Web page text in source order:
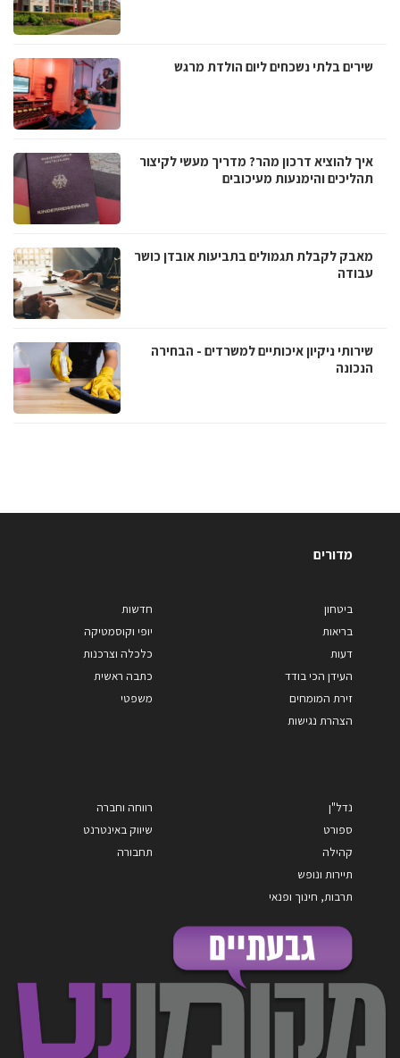
שירים בלתי נשכחים ליום הולדת מרגש
איך להוציא דרכון מהר? מדריך מעשי לקיצור
תהליכים והימנעות מעיכובים
מאבק לקבלת תגמולים בתביעות אובדן כושר
עבודה
שירותי ניקיון איכותיים למשרדים - הבחירה
הנכונה
מדורים
ביטחון
בריאות
דעות
העידן הכי בודד
זירת המומחים
הצהרת נגישות
חדשות
יופי וקוסמטיקה
כלכלה וצרכנות
כתבה ראשית
משפטי
נדל"ן
ספורט
קהילה
תיירות ונופש
תרבות, חינוך ופנאי
רווחה וחברה
שיווק באינטרנט
תחבורה